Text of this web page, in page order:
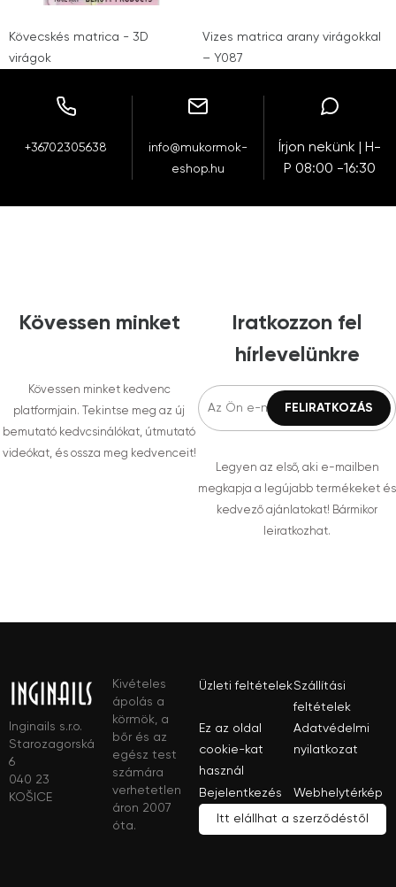
Kövecskés matrica - 3D
virágok
Vizes matrica arany virágokkal
– Y087
+36702305638
info@mukormok-
eshop.hu
Írjon nekünk | H-
P 08:00 -16:30
Kövessen minket
Kövessen minket kedvenc
platformjain. Tekintse meg az új
bemutató kedvcsinálókat, útmutató
videókat, és ossza meg kedvenceit!
Iratkozzon fel
hírlevelünkre
Legyen az első, aki e-mailben
megkapja a legújabb termékeket és
kedvező ajánlatokat! Bármikor
leiratkozhat.
Inginails s.r.o.
Starozagorská
6
040 23
KOŠICE
Kivételes
ápolás a
körmök, a
bőr és az
egész test
számára
verhetetlen
áron 2007
óta.
Üzleti feltételekSzállítási
feltételek
Ez az oldal
cookie-kat
használ
Adatvédelmi
nyilatkozat
Bejelentkezés Webhelytérkép
Itt elállhat a szerződéstől